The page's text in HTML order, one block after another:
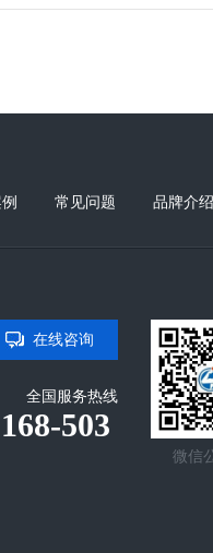
常见问题 品牌介绍
在线咨询
全国服务热线
503
微信